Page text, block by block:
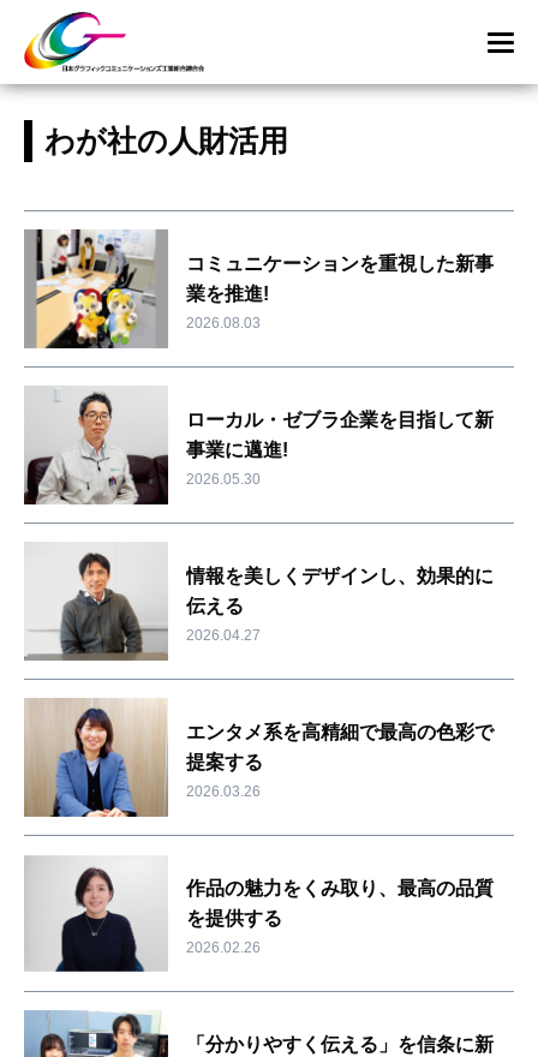
わが社の人財活用
コミュニケーションを重視した新事
業を推進!
2026.08.03
ローカル・ゼブラ企業を目指して新
事業に邁進!
2026.05.30
情報を美しくデザインし、効果的に
伝える
2026.04.27
エンタメ系を高精細で最高の色彩で
提案する
2026.03.26
作品の魅力をくみ取り、最高の品質
を提供する
2026.02.26
「分かりやすく伝える」を信条に新